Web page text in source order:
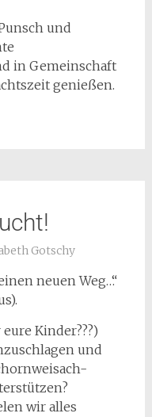
und
in Gemeinschaft
genießen.
Gotschy
neuen Weg…“
Kinder???)
und
wir alles